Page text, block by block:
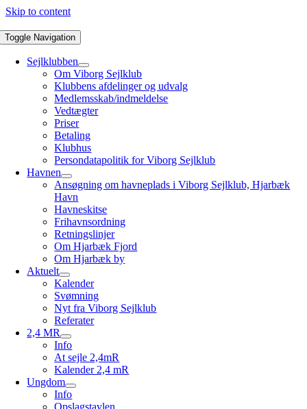
Skip to content
Toggle Navigation
Sejlklubben
Om Viborg Sejlklub
Klubbens afdelinger og udvalg
Medlemsskab/indmeldelse
Vedtægter
Priser
Betaling
Klubhus
Persondatapolitik for Viborg Sejlklub
Havnen
Ansøgning om havneplads i Viborg Sejlklub, Hjarbæk
Havn
Havneskitse
Frihavnsordning
Retningslinjer
Om Hjarbæk Fjord
Om Hjarbæk by
Aktuelt
Kalender
Svømning
Nyt fra Viborg Sejlklub
Referater
2,4 MR
Info
At sejle 2,4mR
Kalender 2,4 mR
Ungdom
Info
Opslagstavlen